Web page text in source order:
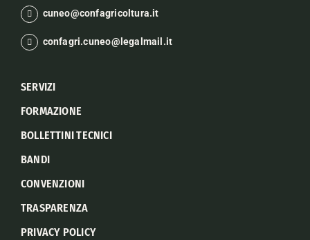
cuneo@confagricoltura.it
confagri.cuneo@legalmail.it
SERVIZI
FORMAZIONE
BOLLETTINI TECNICI
BANDI
CONVENZIONI
TRASPARENZA
PRIVACY POLICY